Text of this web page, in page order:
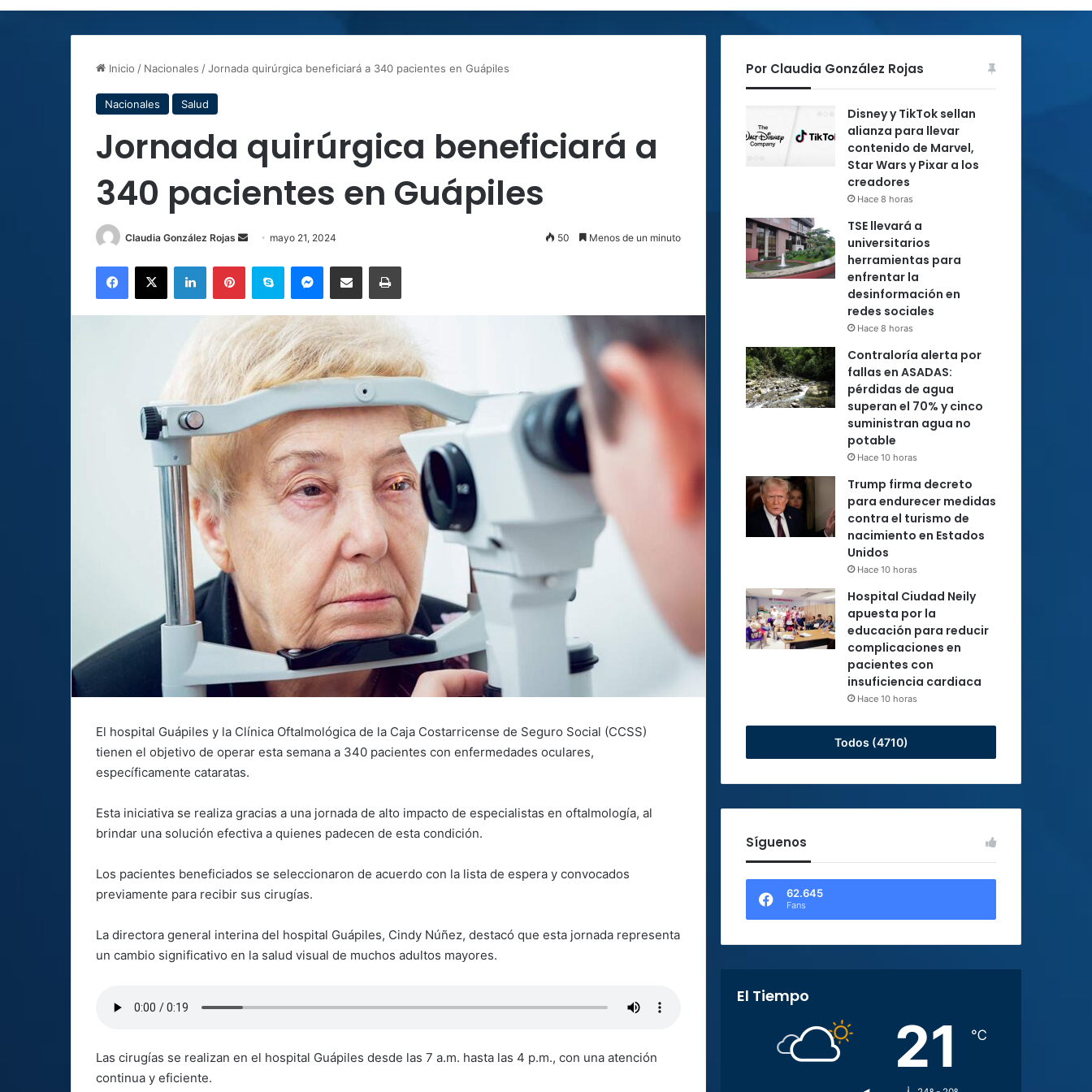
Inicio / Nacionales /Jornada quirúrgica beneficiará a 340 pacientes en Guápiles
Nacionales Salud
Jornada quirúrgica beneficiará a
340 pacientes en Guápiles
Claudia González Rojas
Send
email
mayo 21, 2024 50 Menos de un minuto
Facebook
X LinkedInPinterestSkype MessengerCompartir por correo electrónicoImprimir
El hospital Guápiles y la Clínica Oftalmológica de la Caja Costarricense de Seguro Social (CCSS)
tienen el objetivo de operar esta semana a 340 pacientes con enfermedades oculares,
específicamente cataratas.
Esta iniciativa se realiza gracias a una jornada de alto impacto de especialistas en oftalmología, al
brindar una solución efectiva a quienes padecen de esta condición.
Los pacientes beneficiados se seleccionaron de acuerdo con la lista de espera y convocados
previamente para recibir sus cirugías.
La directora general interina del hospital Guápiles, Cindy Núñez, destacó que esta jornada representa
un cambio significativo en la salud visual de muchos adultos mayores.
Las cirugías se realizan en el hospital Guápiles desde las 7 a.m. hasta las 4 p.m., con una atención
continua y eficiente.
Por Claudia González Rojas
Disney y TikTok sellan
alianza para llevar
contenido de Marvel,
Star Wars y Pixar a los
creadores
Hace 8 horas
TSE llevará a
universitarios
herramientas para
enfrentar la
desinformación en
redes sociales
Hace 8 horas
Contraloría alerta por
fallas en ASADAS:
pérdidas de agua
superan el 70% y cinco
suministran agua no
potable
Hace 10 horas
Trump firma decreto
para endurecer medidas
contra el turismo de
nacimiento en Estados
Unidos
Hace 10 horas
Hospital Ciudad Neily
apuesta por la
educación para reducir
complicaciones en
pacientes con
insuficiencia cardiaca
Hace 10 horas
Todos (4710)
Síguenos
62.645
Fans
El Tiempo
21 ℃